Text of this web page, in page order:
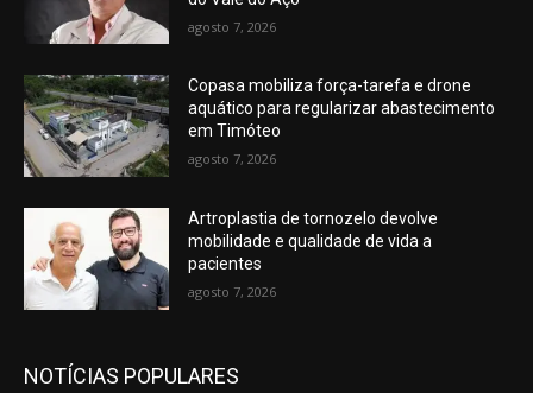
agosto 7, 2026
Copasa mobiliza força-tarefa e drone
aquático para regularizar abastecimento
em Timóteo
agosto 7, 2026
Artroplastia de tornozelo devolve
mobilidade e qualidade de vida a
pacientes
agosto 7, 2026
NOTÍCIAS POPULARES